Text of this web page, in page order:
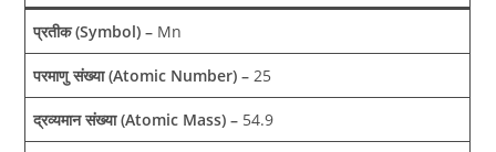
प्रतीक (Symbol) – Mn
परमाणु संख्या (Atomic Number) –25
द्रव्यमान संख्या (Atomic Mass) – 54.9